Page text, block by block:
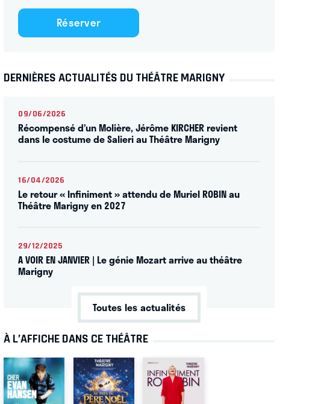
Réserver
DERNIÈRES ACTUALITÉS DU THÉÂTRE MARIGNY
09/06/2026
Récompensé d’un Molière, Jérôme KIRCHER revient
dans le costume de Salieri au Théâtre Marigny
16/04/2026
Le retour « Infiniment » attendu de Muriel ROBIN au
Théâtre Marigny en 2027
29/12/2025
A VOIR EN JANVIER | Le génie Mozart arrive au théâtre
Marigny
Toutes les actualités
À L’AFFICHE DANS CE THÉÂTRE